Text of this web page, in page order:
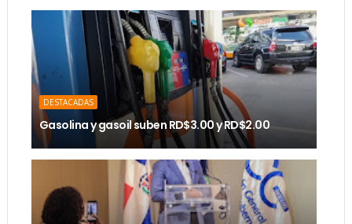
DESTACADAS
Gasolina y gasoil suben RD$3.00 y RD$2.00